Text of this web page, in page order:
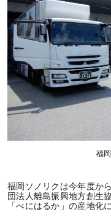
福
福岡ソノリクは今年度か
団法人離島振興地方創生
「べにはるか」の産地化